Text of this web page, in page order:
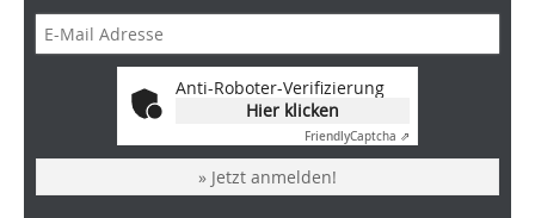
Anti-Roboter-Verifizierung
Hier klicken
FriendlyCaptcha ⇗
» Jetzt anmelden!